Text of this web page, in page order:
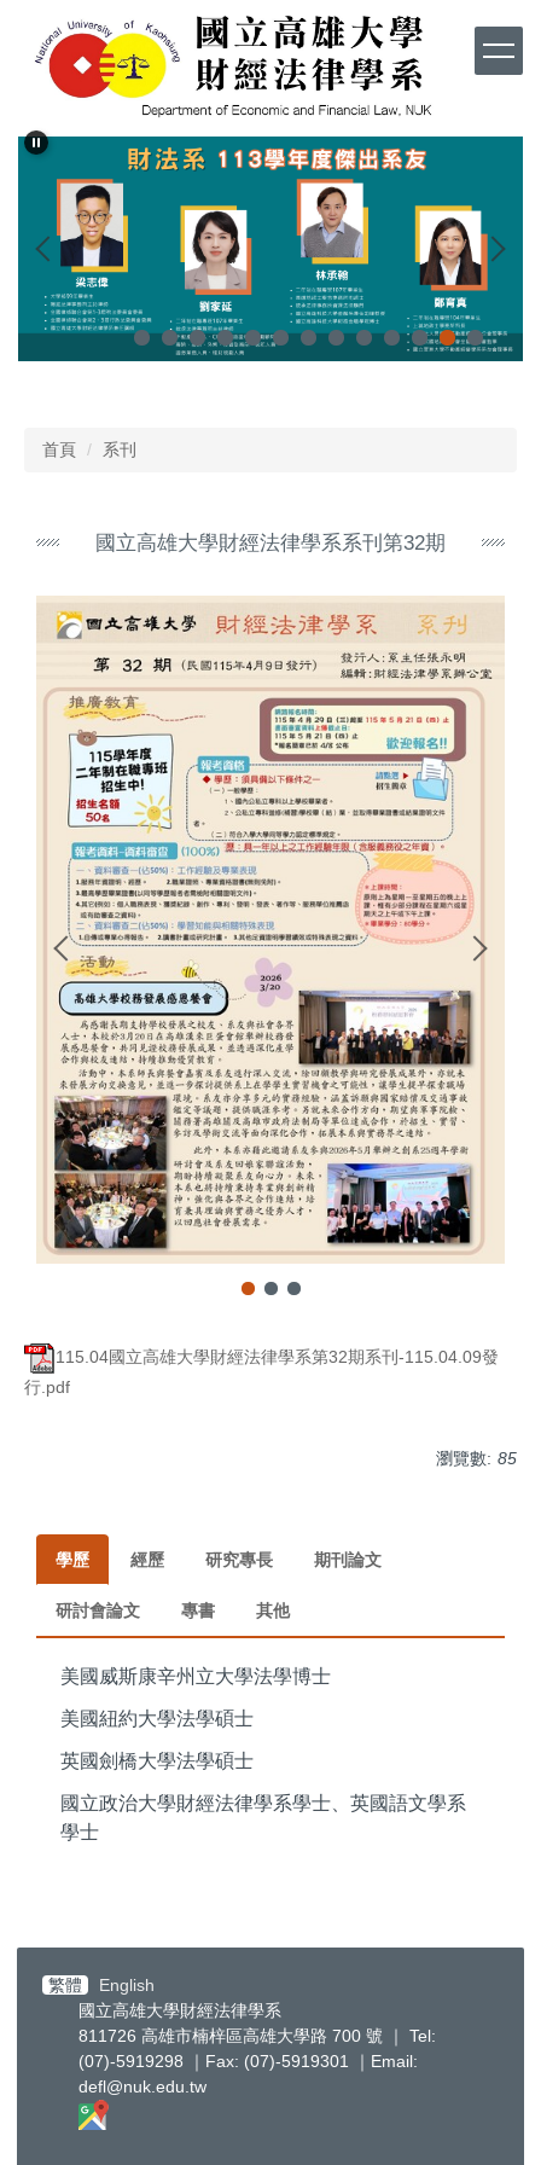
容
首頁 系刊
國立高雄大學財經法律學系系刊第32期
115.04國立高雄大學財經法律學系第32期系刊-115.04.09發
行.pdf
瀏覽數: 85
學歷 經歷 研究專長 期刊論文
研討會論文 專書 其他
美國威斯康辛州立大學法學博士
美國紐約大學法學碩士
英國劍橋大學法學碩士
國立政治大學財經法律學系學士、英國語文學系
學士
繁體
English
國立高雄大學財經法律學系
811726 高雄市楠梓區高雄大學路 700 號 ｜ Tel:
(07)-5919298 ｜Fax: (07)-5919301 ｜Email:
defl@nuk.edu.tw